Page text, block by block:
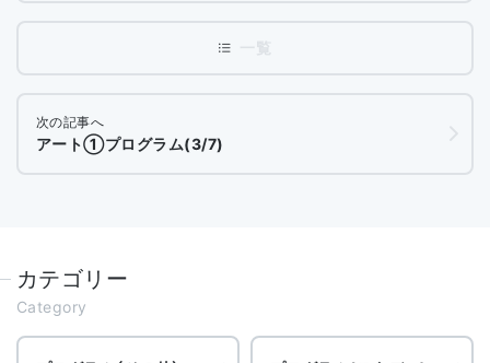
次の記事へ
アート①プログラム(3/7)
カテゴリー
Category